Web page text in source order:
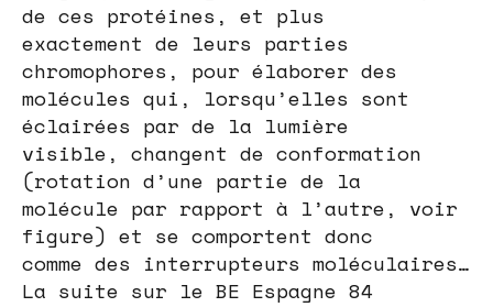
de ces protéines, et plus
exactement de leurs parties
chromophores, pour élaborer des
molécules qui, lorsqu’elles sont
éclairées par de la lumière
visible, changent de conformation
(rotation d’une partie de la
molécule par rapport à l’autre, voir
figure) et se comportent donc
comme des interrupteurs moléculaires…
La suite sur le BE Espagne 84